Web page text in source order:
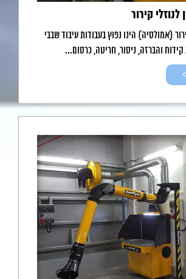
לנוזלי קירור
(אמולסיה) הינו נפוץ בעבודות עיבוד שבבי
קידוח והברזה, ניסור, חריטה, כרסום...